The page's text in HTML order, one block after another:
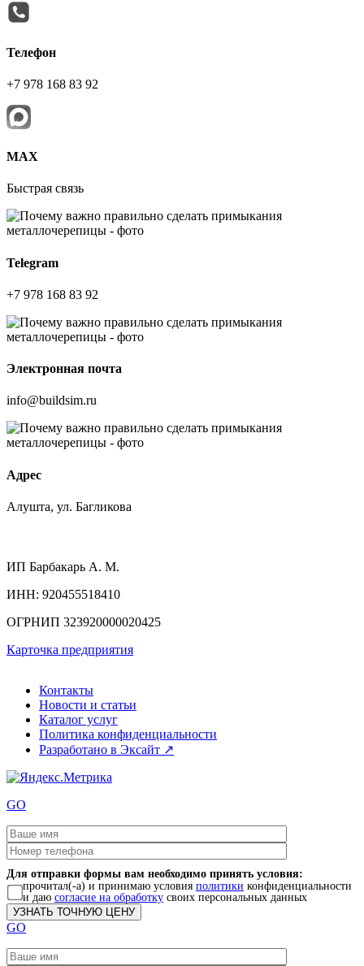
Телефон
+7 978 168 83 92
МАХ
Быстрая связь
Telegram
+7 978 168 83 92
Электронная почта
info@buildsim.ru
Адрес
Алушта, ул. Багликова
ИП Барбакарь А. М.
ИНН: 920455518410
ОГРНИП 323920000020425
Карточка предприятия
Контакты
Новости и статьи
Каталог услуг
Политика конфиденциальности
Разработано в Эксайт ↗
GO
Для отправки формы вам необходимо принять условия:
прочитал(-а) и принимаю условия политики конфиденциальности
и даю согласие на обработку своих персональных данных
GO